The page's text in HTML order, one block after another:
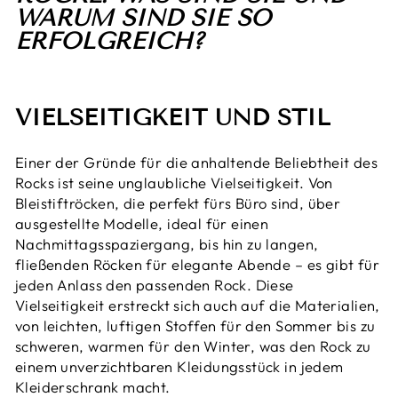
WARUM SIND SIE SO
ERFOLGREICH?
VIELSEITIGKEIT UND STIL
Einer der Gründe für die anhaltende Beliebtheit des
Rocks ist seine unglaubliche Vielseitigkeit. Von
Bleistiftröcken, die perfekt fürs Büro sind, über
ausgestellte Modelle, ideal für einen
Nachmittagsspaziergang, bis hin zu langen,
fließenden Röcken für elegante Abende – es gibt für
jeden Anlass den passenden Rock. Diese
Vielseitigkeit erstreckt sich auch auf die Materialien,
von leichten, luftigen Stoffen für den Sommer bis zu
schweren, warmen für den Winter, was den Rock zu
einem unverzichtbaren Kleidungsstück in jedem
Kleiderschrank macht.